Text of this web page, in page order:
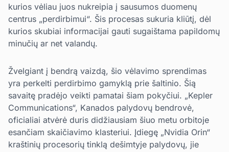
kurios vėliau juos nukreipia į sausumos duomenų
centrus „perdirbimui“. Šis procesas sukuria kliūtį, dėl
kurios skubiai informacijai gauti sugaištama papildomų
minučių ar net valandų.
Žvelgiant į bendrą vaizdą, šio vėlavimo sprendimas
yra perkelti perdirbimo gamyklą prie šaltinio. Šią
savaitę pradėjo veikti pamatai šiam pokyčiui. „Kepler
Communications“, Kanados palydovų bendrovė,
oficialiai atvėrė duris didžiausiam šiuo metu orbitoje
esančiam skaičiavimo klasteriui. Įdiegę „Nvidia Orin“
kraštinių procesorių tinklą dešimtyje palydovų, jie